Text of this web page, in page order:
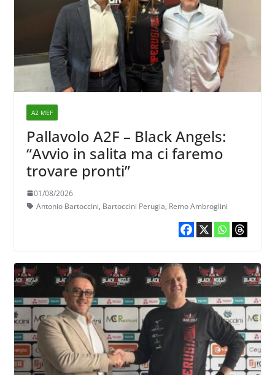
A2 MEF
Pallavolo A2F – Black Angels:
“Avvio in salita ma ci faremo
trovare pronti”
01/08/2026
Antonio Bartoccini, Bartoccini Perugia, Remo Ambroglini